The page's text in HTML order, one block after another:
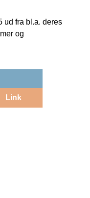
ud fra bl.a. deres
og
Link